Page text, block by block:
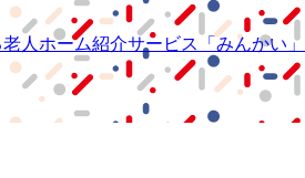
老人ホーム紹介サービス 「みんかい」